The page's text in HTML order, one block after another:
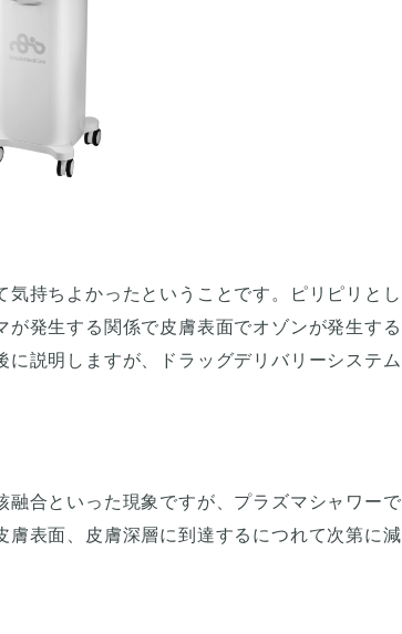
持ちよかったということです。ピリピリと
発生する関係で皮膚表面でオゾンが発生す
説明しますが、ドラッグデリバリーシステ
合といった現象ですが、プラズマシャワー
表面、皮膚深層に到達するにつれて次第に